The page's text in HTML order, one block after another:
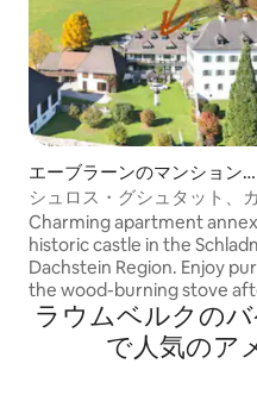
エーブラーンのマンション・
アパート
シュロス・グシュタット、
ャッスル
Charming apartment
historic castle in the
Dachstein Region. Enjoy
the wood-burning stove
skiing or hiking. Walk to the
of Öblarn with its shop and
Nearby sports airfield
ラウムベルクの
で人気のア